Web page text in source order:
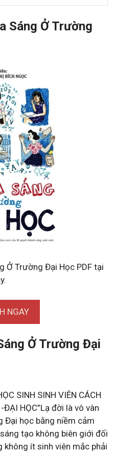
Sáng Ở Trường
Ở Trường Đại Học PDF tại
NGAY
Ở Trường Đại
SINH SINH VIÊN CÁCH
ĐẠI HỌC”Lạ đời là vô vàn
Đại học bằng niềm cảm
tạo không biên giới đối
ít sinh viên mắc phải